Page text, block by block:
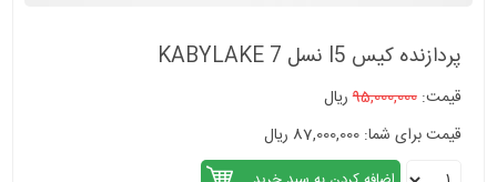
پردازنده کیس I5 نسل 7 KABYLAKE
قیمت:95,000,000ریال
قیمت برای شما: 87,000,000 ریال